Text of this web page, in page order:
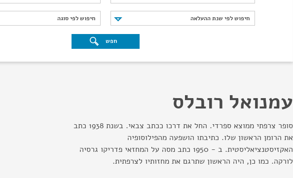
חיפוש לפי שנת ההעלאה
חיפוש לפי שנת ההעלאה חיפוש לפי סוגה
חיפוש לפי סוגה
חפש
עמנואל רובלס
סופר צרפתי ממוצא ספרדי. החל את דרכו ככתב צבאי. בשנת 1938 כתב
את הרומן הראשון שלו. כתיבתו הושפעה מהפילוסופיה
האקזיסטנציאליסטית. ב - 1950 כתב מסה על המחזאי פדריקו גרסיה
לורקה. כמו כן, היה הראשון שתרגם את מחזותיו לצרפתית.